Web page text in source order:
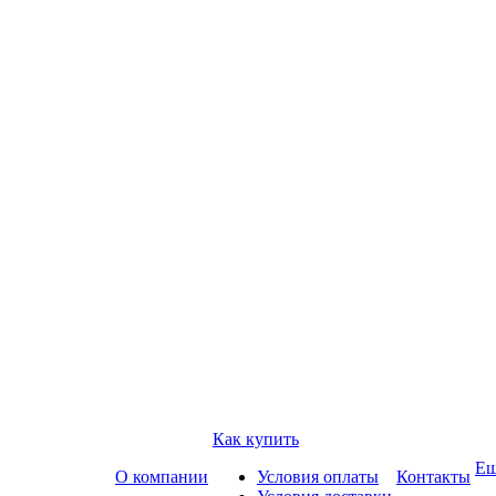
О компании
Как купить
Условия оплаты
Контакты